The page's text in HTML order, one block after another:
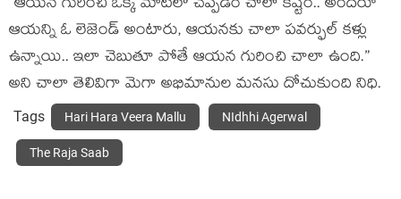
ఆయన్ని ఓ లెజెండ్ అంటారు, ఆయనకు చాలా పవర్ఫుల్ కళ్లు
ఉన్నాయి.. ఇలా చెబుతూ పోతే ఆయన గురించి చాలా ఉంది.”
అని చాలా తెలివిగా మెగా అభిమానుల మనసు దోచుకుంది నిధి.
Tags Hari Hara Veera Mallu NIdhhi Agerwal
The Raja Saab